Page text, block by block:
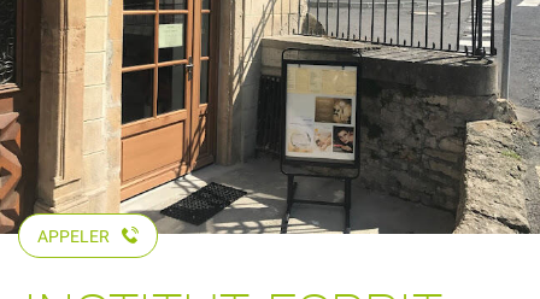
APPELER